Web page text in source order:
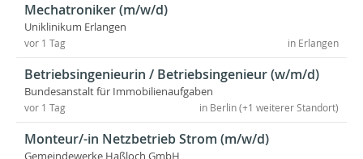
Mechatroniker (m/w/d)
Uniklinikum Erlangen
in Erlangen
vor 1 Tag
Betriebsingenieurin / Betriebsingenieur (w/m/d)
Bundesanstalt für Immobilienaufgaben
in Berlin (+1 weiterer Standort)
vor 1 Tag
Monteur/-in Netzbetrieb Strom (m/w/d)